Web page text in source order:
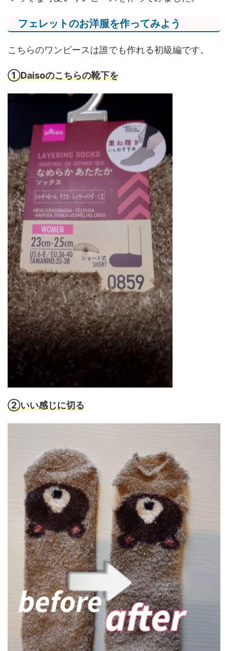
フェレットのお洋服を作ってみよう
こちらのワンピースは誰でも作れる初級編です。
①Daisoのこちらの靴下を
②いい感じに切る